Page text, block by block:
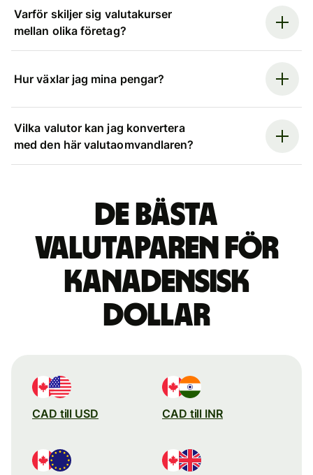
Varför skiljer sig valutakurser
mellan olika företag?
Hur växlar jag mina pengar?
Vilka valutor kan jag konvertera
med den här valutaomvandlaren?
De bästa
valutaparen för
kanadensisk
dollar
CAD till USD CAD till INR